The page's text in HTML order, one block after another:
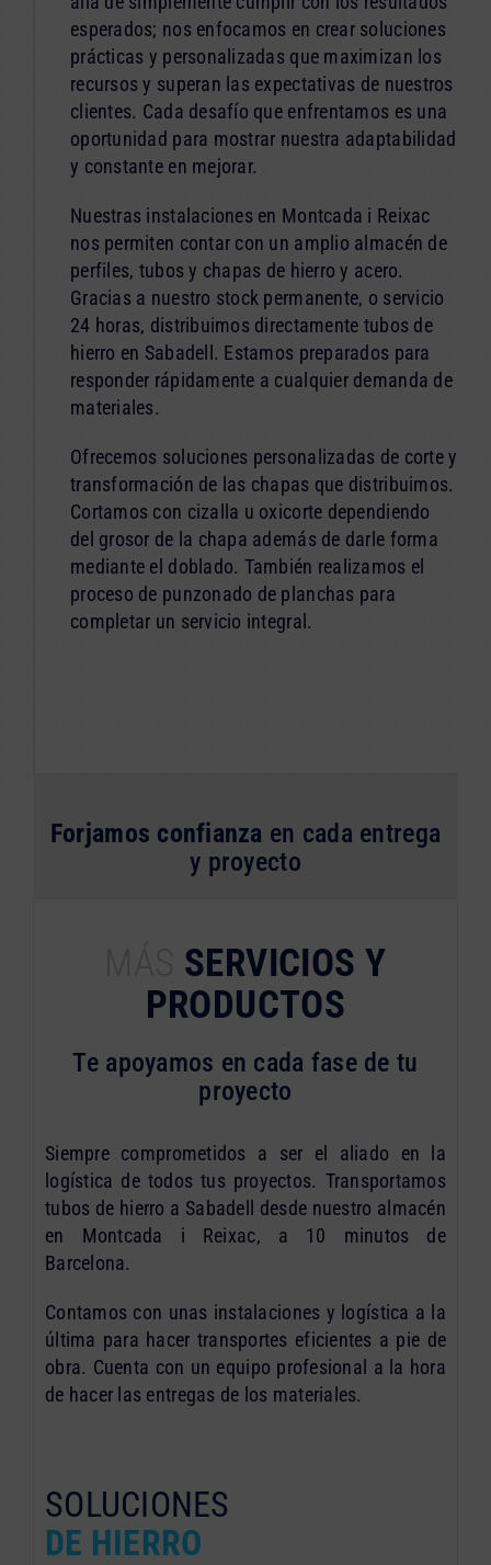
esperados; nos enfocamos en crear soluciones
prácticas y personalizadas que maximizan los
recursos y superan las expectativas de nuestros
clientes. Cada desafío que enfrentamos es una
oportunidad para mostrar nuestra adaptabilidad
y constante en mejorar.
Nuestras instalaciones en Montcada i Reixac
nos permiten contar con un amplio almacén de
perfiles, tubos y chapas de hierro y acero.
Gracias a nuestro stock permanente, o servicio
24 horas, distribuimos directamente tubos de
hierro en Sabadell. Estamos preparados para
responder rápidamente a cualquier demanda de
materiales.
Ofrecemos soluciones personalizadas de corte y
transformación de las chapas que distribuimos.
Cortamos con cizalla u oxicorte dependiendo
del grosor de la chapa además de darle forma
mediante el doblado. También realizamos el
proceso de punzonado de planchas para
completar un servicio integral.
Forjamos confianza en cada entrega
y proyecto
SERVICIOS Y
PRODUCTOS
Te apoyamos en cada fase de tu
proyecto
Siempre comprometidos a ser el aliado en la
logística de todos tus proyectos. Transportamos
tubos de hierro a Sabadell desde nuestro almacén
en Montcada i Reixac, a 10 minutos de
Barcelona.
Contamos con unas instalaciones y logística a la
última para hacer transportes eficientes a pie de
obra. Cuenta con un equipo profesional a la hora
de hacer las entregas de los materiales.
SOLUCIONES
DE HIERRO